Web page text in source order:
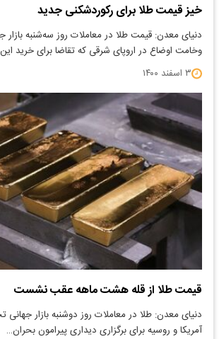
خیز قیمت طلا برای رکوردشکنی جدید
دنیای معدن: قیمت طلا در معاملات روز سه‌شنبه بازار
وخامت اوضاع در اروپای شرقی که تقاضا برای خرید
۳ اسفند ۱۴۰۰
قیمت طلا از قله هشت ماهه عقب نشست
دنیای معدن: طلا در معاملات روز دوشنبه بازار
آمریکا و روسیه برای برگزاری دیداری پیرامون بحران…